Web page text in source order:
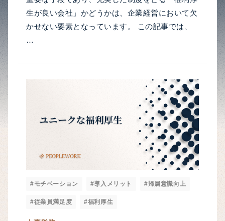
生が良い会社」かどうかは、企業経営において欠
かせない要素となっています。 この記事では、
…
#モチベーション #導入メリット #帰属意識向上
#従業員満足度 #福利厚生